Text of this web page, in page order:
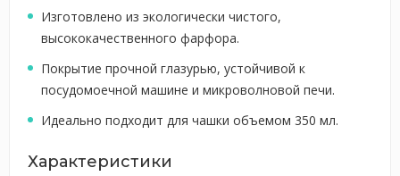
Изготовлено из экологически чистого,
высококачественного фарфора.
Покрытие прочной глазурью, устойчивой к
посудомоечной машине и микроволновой печи.
Идеально подходит для чашки объемом 350 мл.
Характеристики